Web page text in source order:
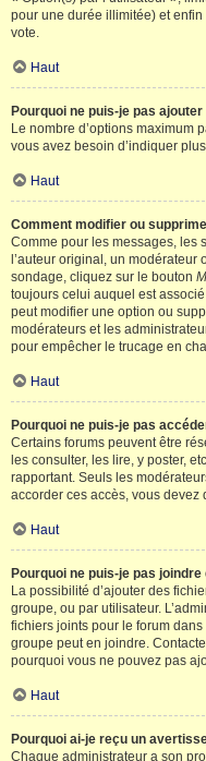
pour une durée illimitée) et
vote.
Haut
Pourquoi ne puis-je pas
Le nombre d’options maximum
vous avez besoin d’indiquer
Haut
Comment modifier ou
Comme pour les messages, les
l’auteur original, un modérateur
sondage, cliquez sur le bouton
toujours celui auquel est
peut modifier une option ou
modérateurs et les
pour empêcher le trucage en
Haut
Pourquoi ne puis-je pas
Certains forums peuvent être
les consulter, les lire, y poster,
rapportant. Seuls les
accorder ces accès, vous devez
Haut
Pourquoi ne puis-je pas
La possibilité d’ajouter des
groupe, ou par utilisateur.
fichiers joints pour le forum
groupe peut en joindre.
pourquoi vous ne pouvez pas
Haut
Pourquoi ai-je reçu un
Chaque administrateur a son